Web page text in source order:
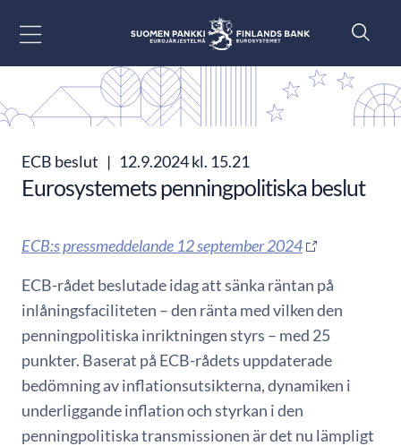
ECB beslut | 12.9.2024 kl. 15.21
Eurosystemets penningpolitiska beslut
ECB:s pressmeddelande 12 september 2024
ECB-rådet beslutade idag att sänka räntan på
inlåningsfaciliteten – den ränta med vilken den
penningpolitiska inriktningen styrs – med 25
punkter. Baserat på ECB-rådets uppdaterade
bedömning av inflationsutsikterna, dynamiken i
underliggande inflation och styrkan i den
penningpolitiska transmissionen är det nu lämpligt